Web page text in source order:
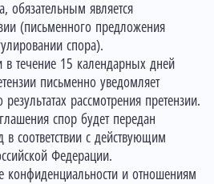
обязательным является
(письменного предложения
спора).
в течение 15 календарных дней
письменно уведомляет
результатах рассмотрения претензии.
спор будет передан
в соответствии с действующим
Федерации.
конфиденциальности и отношениям